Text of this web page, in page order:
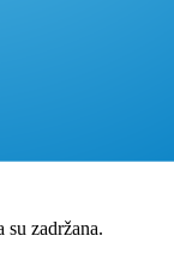
zadržana.